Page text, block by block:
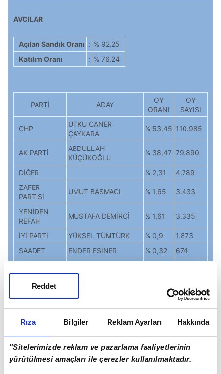
Rıza Bilgiler Reklam Ayarları Hakkında
"Sitelerimizde reklam ve pazarlama faaliyetlerinin
yürütülmesi amaçları ile çerezler kullanılmaktadır.
Reddet
AVCILAR
Açılan Sandık Oranı : % 92,25
Katılım Oranı
: % 76,24
PARTİ ADAY
OY
ORANI
OY
SAYISI
CHP
UTKU CANER
ÇAYKARA
% 53,45 110.985
AK PARTİ
ABDULLAH
KÜÇÜKOĞLU
% 38,47 79.890
DİĞER % 2,31
4.789
ZAFER
PARTİSİ
UMUT BASMACI % 1,65 3.433
YENİDEN
REFAH
MUSTAFA DEMİRCİ % 1,61 3.335
İYİ PARTİ YÜKSEL TÜMTÜRK % 0,9
1.873
SAADET
ENDER ESİNER % 0,32
674
PARTİSİ
TKP
NURHAYAT KESER % 0,13
270
DEVA PARTİSİ
BTP
TUNCAY URTEKİN % 0,11
240
HÜDA PAR
İZZETTİN SEVİM % 0,06 128